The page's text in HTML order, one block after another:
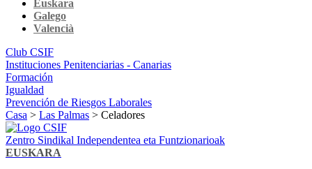
Euskara
Galego
Valencià
Club CSIF
Instituciones Penitenciarias - Canarias
Formación
Igualdad
Prevención de Riesgos Laborales
Casa > Las Palmas > Celadores
Zentro Sindikal Independentea eta Funtzionarioak
EUSKARA